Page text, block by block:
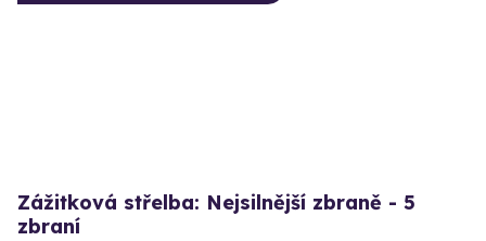
Zážitková střelba: Nejsilnější zbraně - 5
zbraní